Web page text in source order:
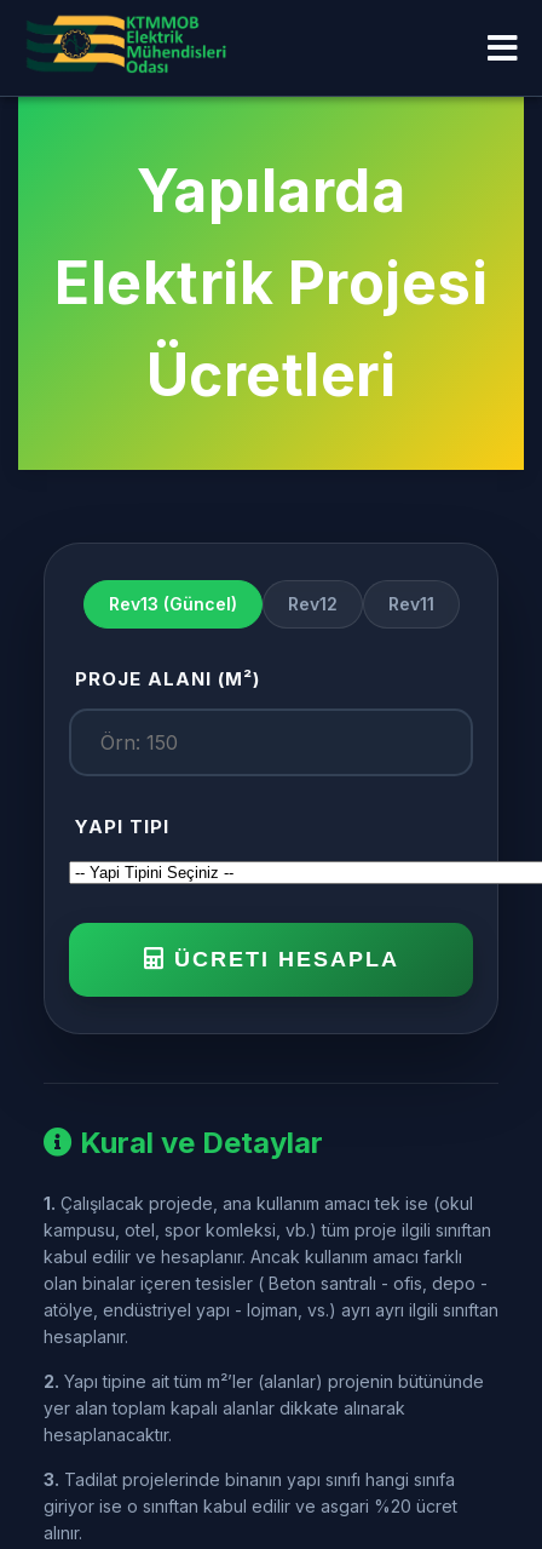
Yapılarda
Elektrik Projesi
Ücretleri
Rev13 (Güncel) Rev12 Rev11
PROJE ALANI (M²)
YAPI TIPI
ÜCRETI HESAPLA
Kural ve Detaylar
1. Çalışılacak projede, ana kullanım amacı tek ise (okul
kampusu, otel, spor komleksi, vb.) tüm proje ilgili sınıftan
kabul edilir ve hesaplanır. Ancak kullanım amacı farklı
olan binalar içeren tesisler ( Beton santralı - ofis, depo -
atölye, endüstriyel yapı - lojman, vs.) ayrı ayrı ilgili sınıftan
hesaplanır.
2. Yapı tipine ait tüm m²’ler (alanlar) projenin bütününde
yer alan toplam kapalı alanlar dikkate alınarak
hesaplanacaktır.
3. Tadilat projelerinde binanın yapı sınıfı hangi sınıfa
giriyor ise o sınıftan kabul edilir ve asgari %20 ücret
alınır.